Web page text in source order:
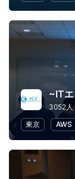
3052人
東京
AWS